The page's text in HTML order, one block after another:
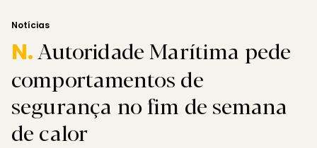
Notícias
N.Autoridade Marítima pede
comportamentos de
segurança no fim de semana
de calor